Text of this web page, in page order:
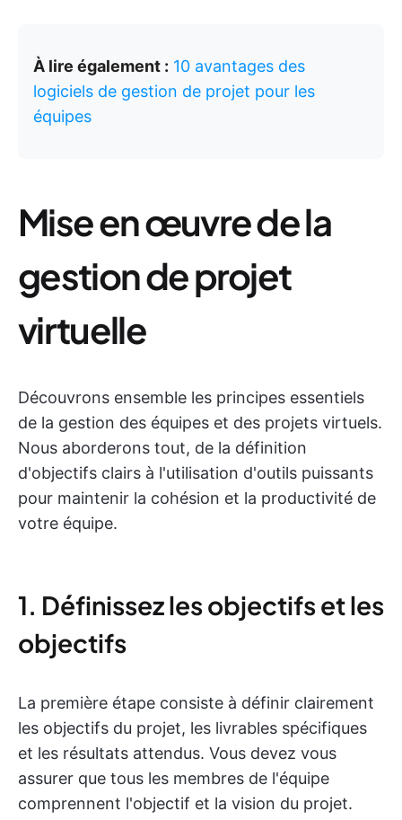
À lire également : 10 avantages des
logiciels de gestion de projet pour les
équipes
Mise en œuvre de la
gestion de projet
virtuelle
Découvrons ensemble les principes essentiels
de la gestion des équipes et des projets virtuels.
Nous aborderons tout, de la définition
d'objectifs clairs à l'utilisation d'outils puissants
pour maintenir la cohésion et la productivité de
votre équipe.
1. Définissez les objectifs et les
objectifs
La première étape consiste à définir clairement
les objectifs du projet, les livrables spécifiques
et les résultats attendus. Vous devez vous
assurer que tous les membres de l'équipe
comprennent l'objectif et la vision du projet.